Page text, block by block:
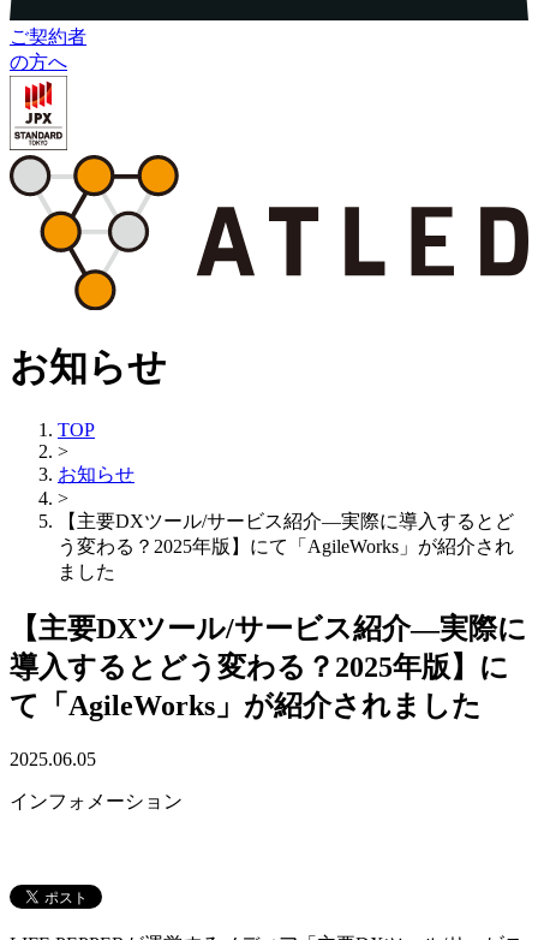
ご契約者
の方へ
お知らせ
TOP
>
お知らせ
>
【主要DXツール/サービス紹介—実際に導入するとど
う変わる？2025年版】にて「AgileWorks」が紹介され
ました
【主要DXツール/サービス紹介—実際に
導入するとどう変わる？2025年版】に
て「AgileWorks」が紹介されました
2025.06.05
インフォメーション